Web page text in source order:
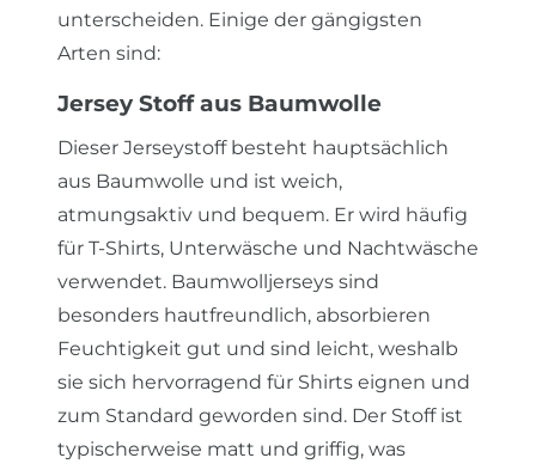
unterscheiden. Einige der gängigsten
Arten sind:
Jersey Stoff aus Baumwolle
Dieser Jerseystoff besteht hauptsächlich
aus Baumwolle und ist weich,
atmungsaktiv und bequem. Er wird häufig
für T-Shirts, Unterwäsche und Nachtwäsche
verwendet. Baumwolljerseys sind
besonders hautfreundlich, absorbieren
Feuchtigkeit gut und sind leicht, weshalb
sie sich hervorragend für Shirts eignen und
zum Standard geworden sind. Der Stoff ist
typischerweise matt und griffig, was